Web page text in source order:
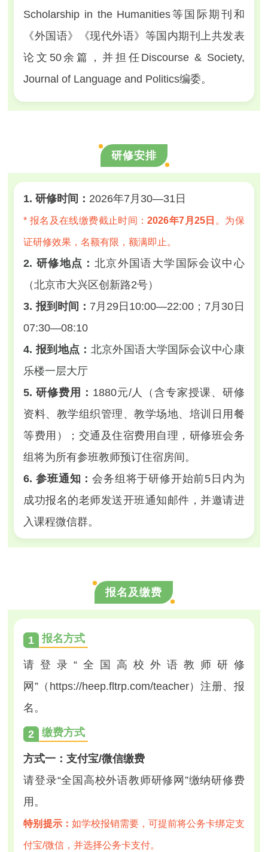
Scholarship in the Humanities等国际期刊和
《外国语》《现代外语》等国内期刊上共发表
论文50余篇，并担任 Discourse & Society,
Journal of Language and Politics编委。
研修安排
1. 研修时间： 2026年7月30—31日
* 报名及在线缴费截止时间：2026年7月25日 。为保
证研修效果，名额有限，额满即止。
2. 研修地点： 北京外国语大学国际会议中心
（北京市大兴区创新路2号）
3. 报到时间： 7月29日10:00—22:00；7月30日
07:30—08:10
4. 报到地点： 北京外国语大学国际会议中心康
乐楼一层大厅
5. 研修费用： 1880元/人（含专家授课、研修
资料、教学组织管理、教学场地、培训日用餐
等费用）；交通及住宿费用自理，研修班会务
组将为所有参班教师预订住宿房间。
6. 参班通知：会务组将于研修开始前5日内为
成功报名的老师发送开班通知邮件，并邀请进
入课程微信群。
报名及缴费
1 报名方式
请登录“全国高校外语教师研修
网”（ https://heep.fltrp.com/teacher）注册、报
名。
2 缴费方式
方式一：支付宝/微信缴费
请登录“全国高校外语教师研修网”缴纳研修费
用。
特别提示： 如学校报销需要，可提前将公务卡绑定支
付宝/微信，并选择公务卡支付。